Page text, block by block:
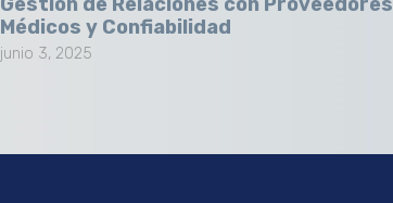
Médicos y Confiabilidad
junio 3, 2025